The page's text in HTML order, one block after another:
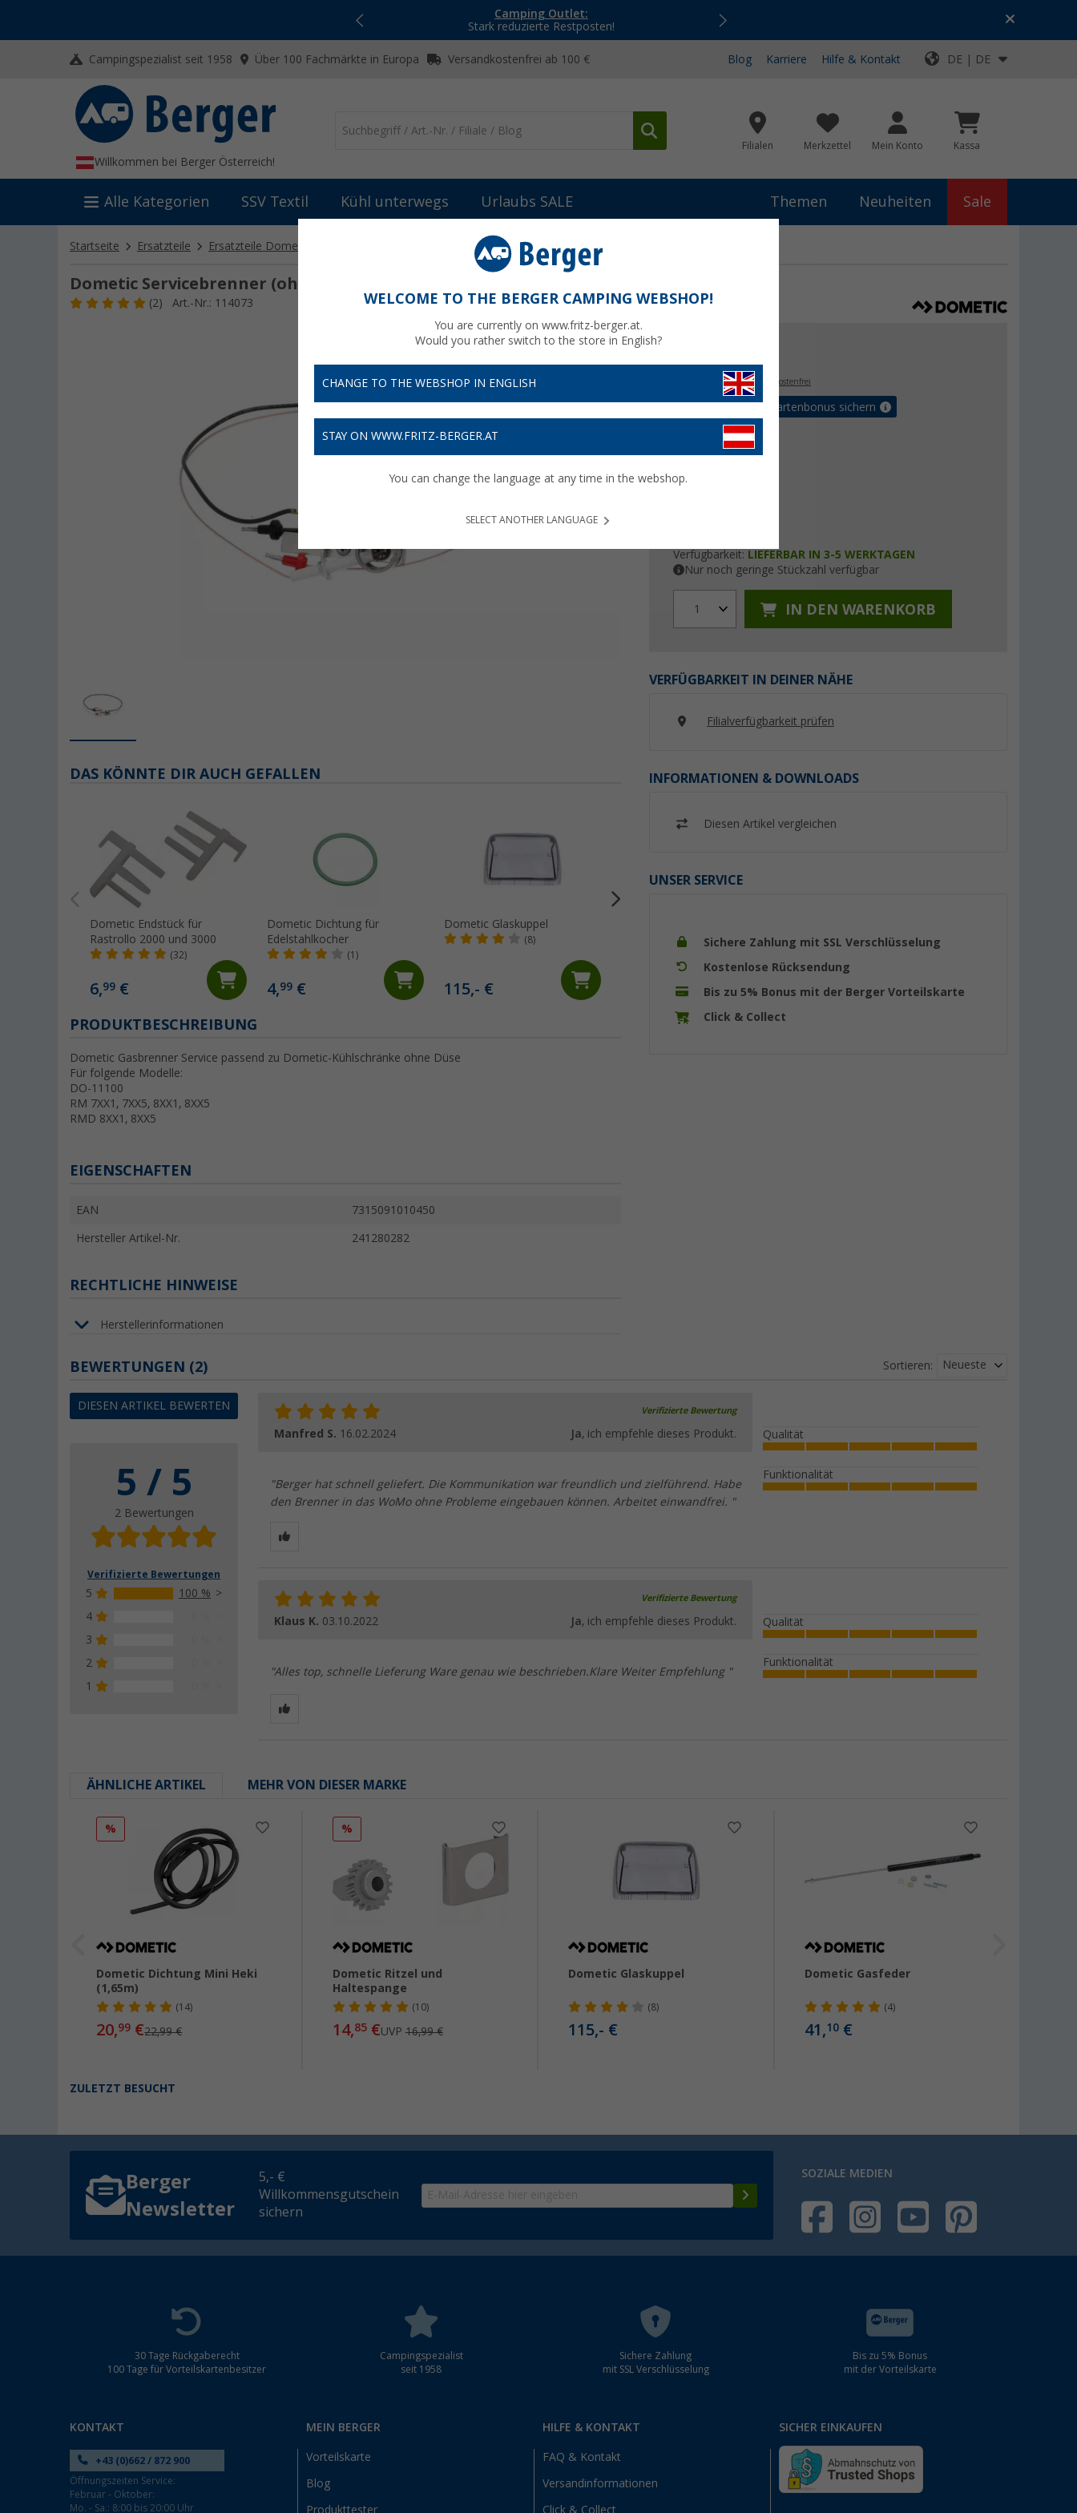
Camping Outlet:
Stark reduzierte Restposten!
Top-Deals für dein Abenteuer!
Campingspezialist seit 1958 Über 100 Fachmärkte in Europa Versandkostenfrei ab 100 € Blog Karriere Hilfe & Kontakt DE | DE
Willkommen bei Berger Österreich!
Filialen Merkzettel Mein Konto Kassa
Alle Kategorien SSV Textil Kühl unterwegs Urlaubs SALE Themen Neuheiten Sale
Startseite Ersatzteile Ersatzteile Dometic Dometic Servicebrenner (ohne Düse)
Dometic Servicebrenner (ohne Düse)
(2) Art.-Nr.: 114073
Preise inkl. MwSt.,versandkostenfrei
Bis zu 5% Vorteilskartenbonus sichern
Verfügbarkeit: LIEFERBAR IN 3-5 WERKTAGEN
Nur noch geringe Stückzahl verfügbar
1 IN DEN WARENKORB
VERFÜGBARKEIT IN DEINER NÄHE
Filialverfügbarkeit prüfen
INFORMATIONEN & DOWNLOADS
Diesen Artikel vergleichen
UNSER SERVICE
Sichere Zahlung mit SSL Verschlüsselung
Kostenlose Rücksendung
Bis zu 5% Bonus mit der Berger Vorteilskarte
Click & Collect
DAS KÖNNTE DIR AUCH GEFALLEN
Dometic Endstück für
Rastrollo 2000 und 3000
(32)
6,99 €
Dometic Dichtung für
Edelstahlkocher
(1)
4,99 €
Dometic Glaskuppel
(8)
115,- €
Haltespange
UVP 16,99 €
Kühlschrank
24, 99€
PRODUKTBESCHREIBUNG
Dometic Gasbrenner Service passend zu Dometic-Kühlschränke ohne Düse
Für folgende Modelle:
DO-11100
RM 7XX1, 7XX5, 8XX1, 8XX5
RMD 8XX1, 8XX5
EIGENSCHAFTEN
EAN 7315091010450
Hersteller Artikel-Nr. 241280282
RECHTLICHE HINWEISE
Herstellerinformationen
BEWERTUNGEN (2)
DIESEN ARTIKEL BEWERTEN
5 / 5
2 Bewertungen
Verifizierte Bewertungen
5
100 %
4
3
2
1
Sortieren: Neueste
Verifizierte Bewertung
Manfred S. 16.02.2024 Ja, ich empfehle dieses Produkt.
"Berger hat schnell geliefert. Die Kommunikation war freundlich und zielführend. Habe
den Brenner in das WoMo ohne Probleme eingebauen können. Arbeitet einwandfrei. "
Qualität
Funktionalität
Verifizierte Bewertung
Klaus K. 03.10.2022 Ja, ich empfehle dieses Produkt.
"Alles top, schnelle Lieferung Ware genau wie beschrieben.Klare Weiter Empfehlung "
Qualität
Funktionalität
ÄHNLICHE ARTIKEL MEHR VON DIESER MARKE
%
Dometic Dichtung Mini Heki
(1,65m)
(14)
20,99 €22,99 €
%
Dometic Ritzel und
Haltespange
(10)
14,85€UVP 16,99 €
Dometic Glaskuppel
(8)
115,- €
Dometic Gasfeder
(4)
41,10€
ZULETZT BESUCHT
Berger
Newsletter
5,- €
Willkommensgutschein
sichern
SOZIALE MEDIEN
30 Tage Rückgaberecht
100 Tage für Vorteilskartenbesitzer
Campingspezialist
seit 1958
Sichere Zahlung
mit SSL Verschlüsselung
Bis zu 5% Bonus
mit der Vorteilskarte
KONTAKT
+43 (0)662 / 872 900
Öffnungszeiten Service:
Februar - Oktober:
Mo. - Sa.: 8:00 bis 20:00 Uhr
MEIN BERGER
Vorteilskarte
Blog
Produkttester
HILFE & KONTAKT
FAQ & Kontakt
Versandinformationen
Click & Collect
SICHER EINKAUFEN
WELCOME TO THE BERGER CAMPING WEBSHOP!
You are currently on www.fritz-berger.at.
Would you rather switch to the store in English?
CHANGE TO THE WEBSHOP IN ENGLISH
STAY ON WWW.FRITZ-BERGER.AT
You can change the language at any time in the webshop.
SELECT ANOTHER LANGUAGE